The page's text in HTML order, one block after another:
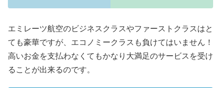
エミレーツ航空のビジネスクラスやファーストクラスはと
ても豪華ですが、エコノミークラスも負けてはいません！
高いお金を支払わなくてもかなり大満足のサービスを受け
ることが出来るのです。